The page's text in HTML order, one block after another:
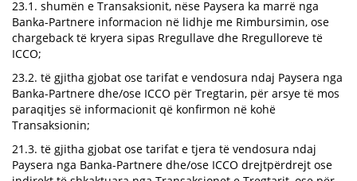
23.1. shumën e Transaksionit, nëse Paysera ka marrë nga
Banka-Partnere informacion në lidhje me Rimbursimin, ose
chargeback të kryera sipas Rregullave dhe Rregulloreve të
ICCO;
23.2. të gjitha gjobat ose tarifat e vendosura ndaj Paysera nga
Banka-Partnere dhe/ose ICCO për Tregtarin, për arsye të mos
paraqitjes së informacionit që konfirmon në kohë
Transaksionin;
21.3. të gjitha gjobat ose tarifat e tjera të vendosura ndaj
Paysera nga Banka-Partnere dhe/ose ICCO drejtpërdrejt ose